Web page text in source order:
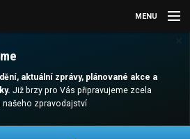
aktuální zprávy, plánované akce a
Již brzy pro Vás připravujeme zcela
zpravodajství
MENU